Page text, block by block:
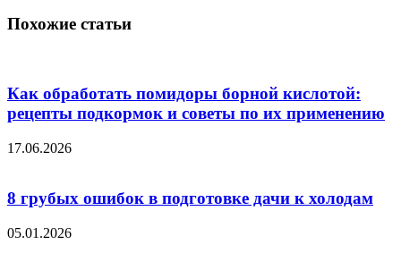
Похожие статьи
Как обработать помидоры борной кислотой:
рецепты подкормок и советы по их применению
17.06.2026
8 грубых ошибок в подготовке дачи к холодам
05.01.2026